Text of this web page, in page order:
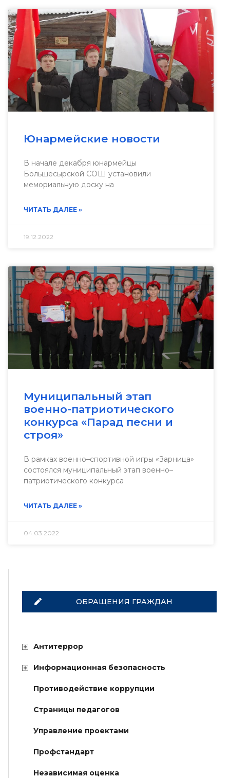
Юнармейские новости
В начале декабря юнармейцы
Большесырской СОШ установили
мемориальную доску на
ЧИТАТЬ ДАЛЕЕ »
19.12.2022
Муниципальный этап
военно-патриотического
конкурса «Парад песни и
строя»
В рамках военно–спортивной игры «Зарница»
состоялся муниципальный этап военно–
патриотического конкурса
ЧИТАТЬ ДАЛЕЕ »
04.03.2022
ОБРАЩЕНИЯ ГРАЖДАН
Антитеррор
Информационная безопасность
Противодействие коррупции
Страницы педагогов
Управление проектами
Профстандарт
Независимая оценка